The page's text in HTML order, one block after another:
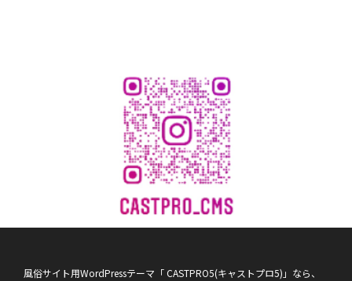
風俗サイト用WordPressテーマ「 CASTPRO5(キャストプロ5)」なら、